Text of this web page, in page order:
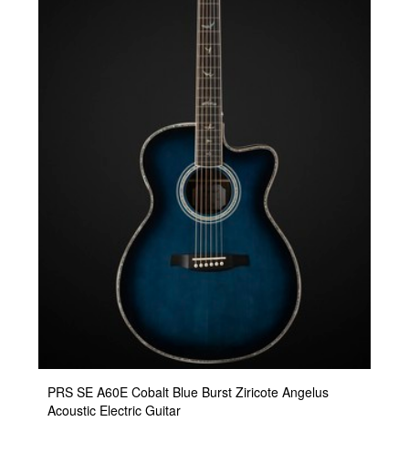
PRS SE A60E Cobalt Blue Burst Ziricote Angelus
Acoustic Electric Guitar